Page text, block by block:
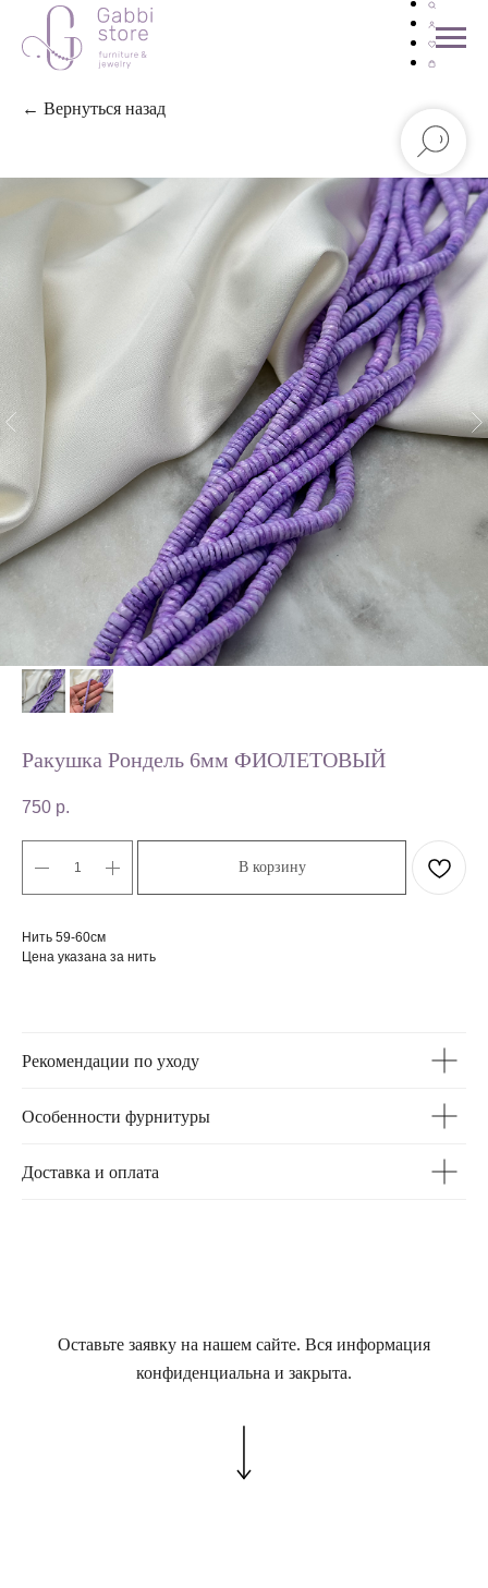
← Вернуться назад
Ракушка Рондель 6мм ФИОЛЕТОВЫЙ
750 р.
В корзину
Нить 59-60см
Цена указана за нить
Рекомендации по уходу
Особенности фурнитуры
Доставка и оплата
Оставьте заявку на нашем сайте. Вся информация
конфиденциальна и закрыта.